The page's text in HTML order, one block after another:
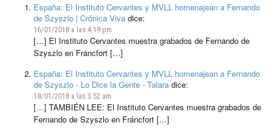
España: El Instituto Cervantes y MVLL homenajean a Fernando
de Szyszlo | Crónica Viva dice:
16/01/2018 a las 4:19 pm
[…] El Instituto Cervantes muestra grabados de Fernando de
Szyszlo en Fráncfort […]
España: El Instituto Cervantes y MVLL homenajean a Fernando
de Szyszlo - Lo Dice la Gente - Talara dice:
18/01/2018 a las 3:52 am
[…] TAMBIÉN LEE: El Instituto Cervantes muestra grabados de
Fernando de Szyszlo en Fráncfort […]